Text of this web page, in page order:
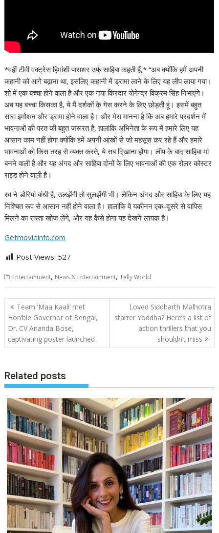
*वहीं टीवी एक्ट्रेस हिमांशी पाराशर उर्फ साहिबा कहती हैं,* “अब क्योंकि हमें अपनी
कहानी को आगे बढ़ाना था, इसलिए कहानी में ड्रामा लाने के लिए यह लीप लाया गया।
शो में एक बच्चा होने वाला है और एक नया किरदार योगेन्द्र विक्रम सिंह निभाएंगे।
अब यह बच्चा किसका है, ये मैं दर्शकों के गेस करने के लिए छोड़ती हूं। इसमें बहुत
सारा इमोशन और ड्रामा होने वाला है। और मेरा मानना ​​है कि अब हमारे प्रदर्शन में
भावनाओं की परत की बहुत जरूरत है, हालांकि अभिनेता के रूप में हमारे लिए यह
आसान काम नहीं होगा क्योंकि हमें अपनी आंखों से जो महसूस कर रहे हैं और हमारे
भावनाओं को किस तरह से व्यक्त करते, ये सब दिखाना होगा। लीप के बाद साहिबा मां
बनने वाली है और यह अंगद और साहिबा दोनों के लिए भावनाओं की एक रोलर कोस्टर
राइड होने वाली है।
रब ने डोरियां बांधी है, उलझेंगी तो सुलझेंगी भी। लेकिन अंगद और साहिबा के लिए यह
निश्चित रूप से आसान नहीं होने वाला है। हालांकि वे यकीनन एक-दूसरे से वापिस
मिलने का रास्ता खोज लेंगे, और यह कैसे होगा यह देखने लायक है।
Getmovieinfo.com
Post Views: 527
Entertainment, News & Entertainment,Telly World
Post
navigation
Team ‘Maa Kaali’ met
Hon’ble Governor of Bengal,
Dr. CV Ananda Bose,
captivating poster launched
Loved Siddharth Malhotra
starrer Yoddha? Here’s a list of
action thrillers that you
shouldn’t miss
Related posts